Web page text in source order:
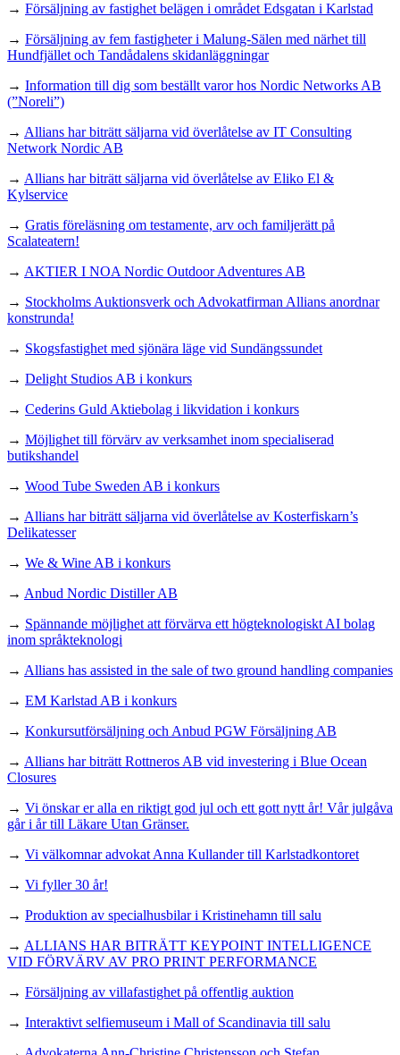
→ Försäljning av fastighet belägen i området Edsgatan i Karlstad
→ Försäljning av fem fastigheter i Malung-Sälen med närhet till
Hundfjället och Tandådalens skidanläggningar
→ Information till dig som beställt varor hos Nordic Networks AB
(”Noreli”)
→ Allians har biträtt säljarna vid överlåtelse av IT Consulting
Network Nordic AB
→ Allians har biträtt säljarna vid överlåtelse av Eliko El &
Kylservice
→ Gratis föreläsning om testamente, arv och familjerätt på
Scalateatern!
→ AKTIER I NOA Nordic Outdoor Adventures AB
→ Stockholms Auktionsverk och Advokatfirman Allians anordnar
konstrunda!
→ Skogsfastighet med sjönära läge vid Sundängssundet
→ Delight Studios AB i konkurs
→ Cederins Guld Aktiebolag i likvidation i konkurs
→ Möjlighet till förvärv av verksamhet inom specialiserad
butikshandel
→ Wood Tube Sweden AB i konkurs
→ Allians har biträtt säljarna vid överlåtelse av Kosterfiskarn’s
Delikatesser
→ We & Wine AB i konkurs
→ Anbud Nordic Distiller AB
→ Spännande möjlighet att förvärva ett högteknologiskt AI bolag
inom språkteknologi
→ Allians has assisted in the sale of two ground handling companies
→ EM Karlstad AB i konkurs
→ Konkursutförsäljning och Anbud PGW Försäljning AB
→ Allians har biträtt Rottneros AB vid investering i Blue Ocean
Closures
→ Vi önskar er alla en riktigt god jul och ett gott nytt år! Vår julgåva
går i år till Läkare Utan Gränser.
→ Vi välkomnar advokat Anna Kullander till Karlstadkontoret
→ Vi fyller 30 år!
→ Produktion av specialhusbilar i Kristinehamn till salu
→ ALLIANS HAR BITRÄTT KEYPOINT INTELLIGENCE
VID FÖRVÄRV AV PRO PRINT PERFORMANCE
→ Försäljning av villafastighet på offentlig auktion
→ Interaktivt selfiemuseum i Mall of Scandinavia till salu